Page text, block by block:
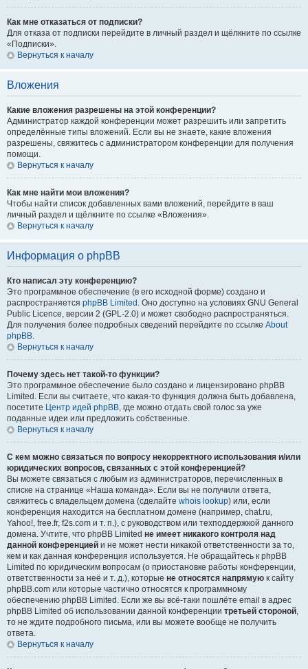
Как мне отказаться от подписки?
Для отказа от подписки перейдите в личный раздел и щёлкните по ссылке
«Подписки».
Вернуться к началу
Вложения
Какие вложения разрешены на этой конференции?
Администратор каждой конференции может разрешить или запретить
определённые типы вложений. Если вы не знаете, какие вложения
разрешены, свяжитесь с администратором конференции для получения
помощи.
Вернуться к началу
Как мне найти мои вложения?
Чтобы найти список добавленных вами вложений, перейдите в ваш
личный раздел и щёлкните по ссылке «Вложения».
Вернуться к началу
Информация о phpBB
Кто написал эту конференцию?
Это программное обеспечение (в его исходной форме) создано и
распространяется phpBB Limited . Оно доступно на условиях GNU General
Public Licence, версии 2 (GPL-2.0) и может свободно распространяться.
Для получения более подробных сведений перейдите по ссылке About
phpBB.
Вернуться к началу
Почему здесь нет такой-то функции?
Это программное обеспечение было создано и лицензировано phpBB
Limited. Если вы считаете, что какая-то функция должна быть добавлена,
посетите Центр идей phpBB, где можно отдать свой голос за уже
поданные идеи или предложить собственные.
Вернуться к началу
С кем можно связаться по вопросу некорректного использования и/или
юридических вопросов, связанных с этой конференцией?
Вы можете связаться с любым из администраторов, перечисленных в
списке на странице «Наша команда». Если вы не получили ответа,
свяжитесь с владельцем домена (сделайте whois lookup) или, если
конференция находится на бесплатном домене (например, chat.ru,
Yahoo!, free.fr, f2s.com и т. п.), с руководством или техподдержкой данного
домена. Учтите, что phpBB Limited не имеет никакого контроля над
данной конференцией и не может нести никакой ответственности за то,
кем и как данная конференция используется. Не обращайтесь к phpBB
Limited по юридическим вопросам (о приостановке работы конференции,
ответственности за неё и т. д.), которые не относятся напрямую к сайту
phpBB.com или которые частично относятся к программному
обеспечению phpBB Limited. Если же вы всё-таки пошлёте email в адрес
phpBB Limited об использовании данной конференции третьей стороной,
то не ждите подробного письма, или вы можете вообще не получить
ответа.
Вернуться к началу